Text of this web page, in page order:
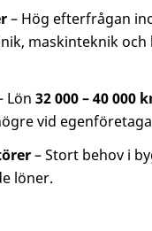
– Hög efterfrågan
maskinteknik och
Lön 32 000 – 40 000
vid
– Stort behov i
löner.